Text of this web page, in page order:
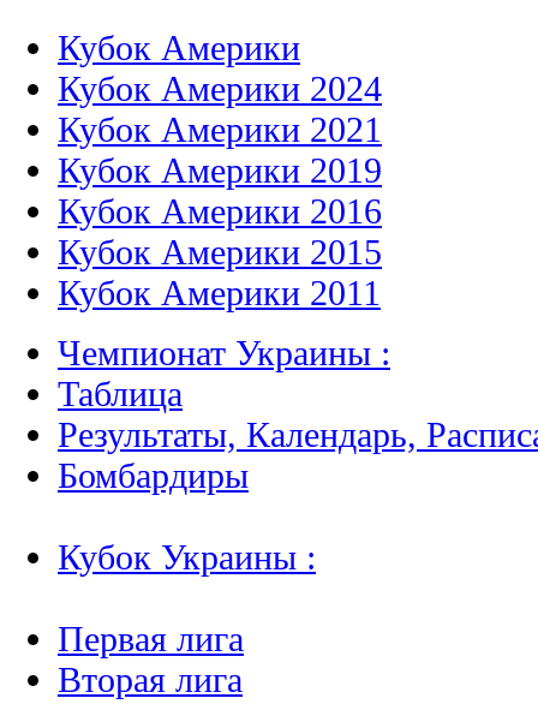
Кубок Америки
Кубок Америки 2024
Кубок Америки 2021
Кубок Америки 2019
Кубок Америки 2016
Кубок Америки 2015
Кубок Америки 2011
Чемпионат Украины :
Таблица
Результаты, Календарь,
Бомбардиры
Кубок Украины :
Первая лига
Вторая лига